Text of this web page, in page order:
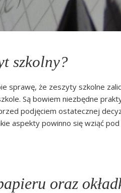
szkolny?
sprawę, że zeszyty szkolne
Są bowiem niezbędne
podjęciem ostatecznej
aspekty powinno się wziąć
oraz